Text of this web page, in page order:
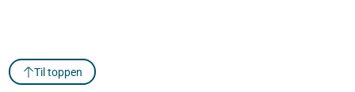
Til toppen